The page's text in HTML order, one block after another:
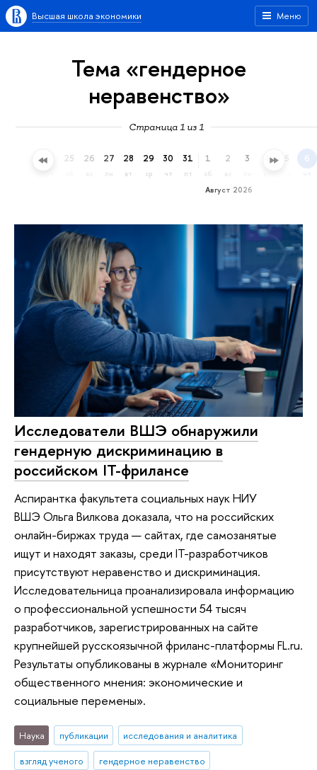
Меню
Высшая школа экономики
Тема «гендерное
неравенство»
Страница 1 из 1
24 25 26 27
пн
28
вт
29
ср
30
чт
31
пт
Август 2026
1
сб
2 3 4 5 6
чт
Исследователи ВШЭ обнаружили
гендерную дискриминацию в
российском IT-фрилансе
Аспирантка факультета социальных наук НИУ
ВШЭ Ольга Вилкова доказала, что на российских
онлайн-биржах труда — сайтах, где самозанятые
ищут и находят заказы, среди IT-разработчиков
присутствуют неравенство и дискриминация.
Исследовательница проанализировала информацию
о профессиональной успешности 54 тысяч
разработчиков, зарегистрированных на сайте
крупнейшей русскоязычной фриланс-платформы FL.ru.
Результаты опубликованы в журнале «Мониторинг
общественного мнения: экономические и
социальные перемены».
Наука публикации
исследования и аналитика
взгляд ученого
гендерное неравенство